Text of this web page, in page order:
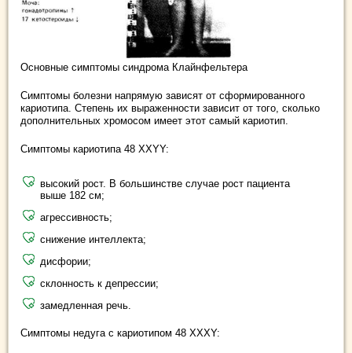
Основные симптомы синдрома Клайнфельтера
Симптомы болезни напрямую зависят от сформированного
кариотипа. Степень их выраженности зависит от того, сколько
дополнительных хромосом имеет этот самый кариотип.
Симптомы кариотипа 48 ХХYY:
высокий рост. В большинстве случае рост пациента
выше 182 см;
агрессивность;
снижение интеллекта;
дисфории;
склонность к депрессии;
замедленная речь.
Симптомы недуга с кариотипом 48 ХХХY: